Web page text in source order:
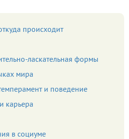
происходит
ласкательная формы
мира
и поведение
карьера
в социуме